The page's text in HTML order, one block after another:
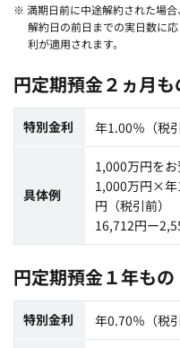
※ 満期日前に中途解約された場
解約日の前日までの実日数に
利が適用されます。
円定期預金２ ヵ月も
特別金利 年1.00％（税
具体例
1,000万円を
1,000万円×
円（税引前）
16,712円ー
円定期預金１年もの
特別金利 年0.70％（税